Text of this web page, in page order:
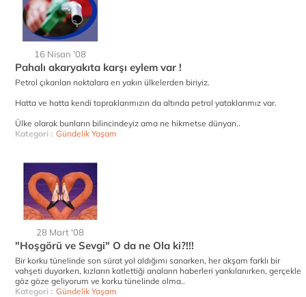
16 Nisan '08
Pahalı akaryakıta karşı eylem var !
Petrol çıkarılan noktalara en yakın ülkelerden biriyiz.
Hatta ve hatta kendi topraklarımızın da altında petrol yataklarımız var.
Ülke olarak bunların bilincindeyiz ama ne hikmetse dünyan..
Kategori : Gündelik Yaşam
28 Mart '08
"Hoşgörü ve Sevgi" O da ne Ola ki?!!!
Bir korku tünelinde son sürat yol aldığımı sanarken, her akşam farklı bir
vahşeti duyarken, kızların katlettiği anaların haberleri yankılanırken, gerçekle
göz göze geliyorum ve korku tünelinde olma..
Kategori : Gündelik Yaşam